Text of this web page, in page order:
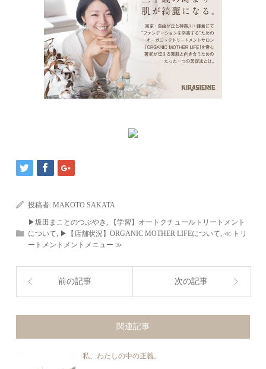
投稿者:MAKOTO SAKATA
▶︎坂田まことのつぶやき
【学習】オートクチュールトリートメント
について
▶︎【店舗状況】ORGANIC MOTHER LIFEについて ≪ トリ
ートメントメントメニュー ≫
前の記事 次の記事
関連記事
私、わたしの中の正義。